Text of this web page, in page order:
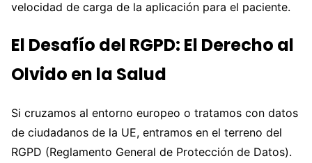
velocidad de carga de la aplicación para el paciente.
El Desafío del RGPD: El Derecho al
Olvido en la Salud
Si cruzamos al entorno europeo o tratamos con datos
de ciudadanos de la UE, entramos en el terreno del
RGPD (Reglamento General de Protección de Datos).